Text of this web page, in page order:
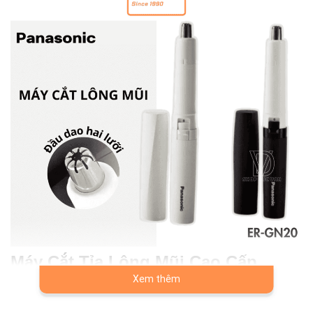
Máy Cắt Tỉa Lông Mũi Cao Cấp
Panasonic ER-GN20 Đa Năng
Xem thêm